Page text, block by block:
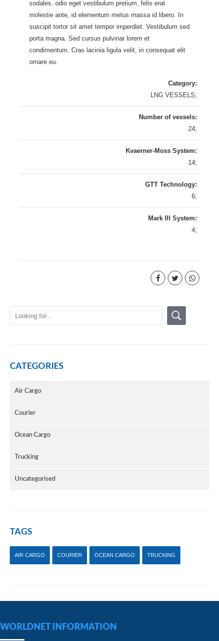
sodales, odio eget vestibulum pretium, felis erat
molestie ante, id elementum metus massa id libero. In
suscipit tortor sit amet tempor imperdiet. Vestibulum sed
porta magna. Sed cursus pulvinar lorem et
condimentum. Cras lacinia ligula velit, in consequat elit
ornare eu.
Category
LNG VESSELS
Number of vessels
24
Kvaerner-Moss System
14
GTT Technology
6
Mark III System
4
CATEGORIES
Air Cargo
Courier
Ocean Cargo
Trucking
Uncategorised
TAGS
AIR CARGO COURIER OCEAN CARGO TRUCKING
WORLDNET INFORMATION